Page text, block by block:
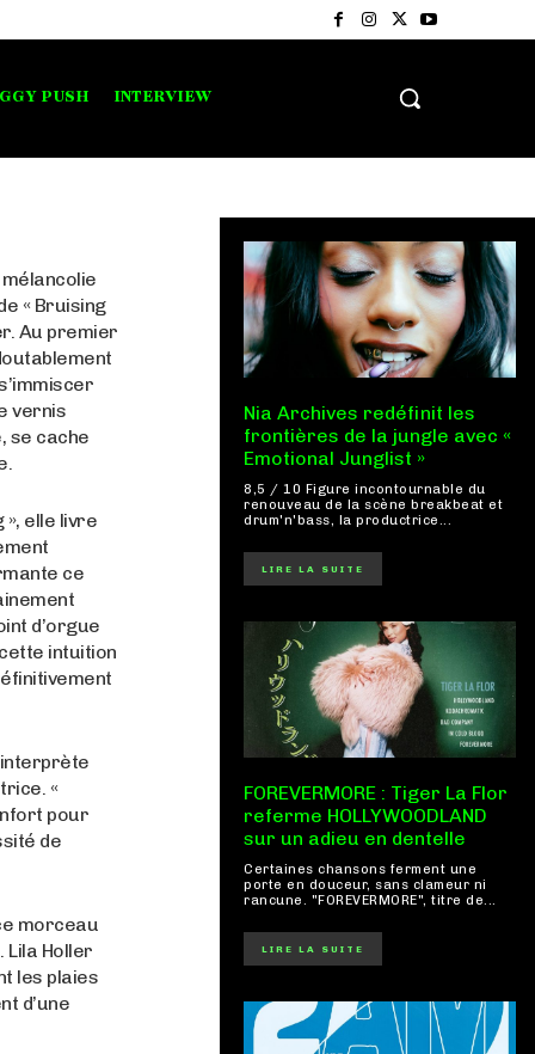
PUSH INTERVIEW
« Bruising
Au premier
vernis
se cache
», elle livre
ce
d’orgue
intuition
«
pour
de
morceau
Lila Holler
les plaies
d’une
Nia Archives redéfinit les
frontières de la jungle avec «
Emotional Junglist »
8,5 / 10 Figure incontournable du
renouveau de la scène breakbeat et
drum'n'bass, la productrice...
LIRE LA SUITE
FOREVERMORE : Tiger La Flor
referme HOLLYWOODLAND
sur un adieu en dentelle
Certaines chansons ferment une
porte en douceur, sans clameur ni
rancune. "FOREVERMORE", titre de...
LIRE LA SUITE